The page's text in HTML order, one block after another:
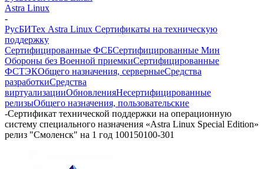
Astra Linux
-
РусБИТех Astra Linux Сертификаты на техническую
поддержку
Сертифицированные ФСБСертифицированные Мин
Обороны без Военной приемкиСертифицированные
ФСТЭКОбщего назначения, серверныеСредства
разработкиСредства
виртуализацииОбновленияНесертифицированные
релизыОбщего назначения, пользовательские
-Сертификат технической поддержки на операционную
систему специального назначения «Astra Linux Special Edition»
релиз "Смоленск" на 1 год 100150100-301